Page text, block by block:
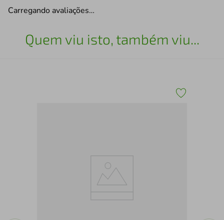
Carregando avaliações…
Quem viu isto, também viu...